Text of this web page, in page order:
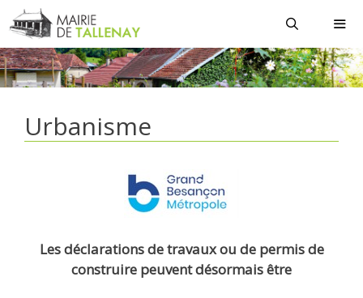
Aller
au
contenu
Urbanisme
Les déclarations de travaux ou de permis de
construire peuvent désormais être